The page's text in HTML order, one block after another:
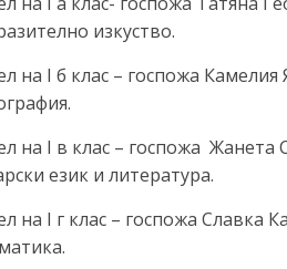
изкуство.
на I б клас – госпожа
на I в клас – госпожа
език и литература.
на I г клас – госпожа